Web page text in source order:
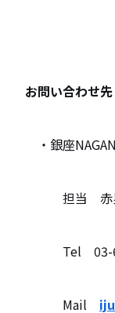
お問い合わせ先
・銀座
担当 赤星（
Tel 03-
Mail